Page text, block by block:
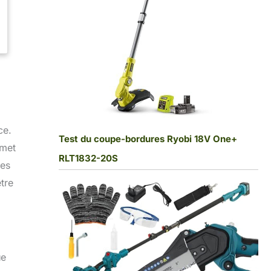
Test du coupe-bordures Ryobi 18V One+
RLT1832-20S